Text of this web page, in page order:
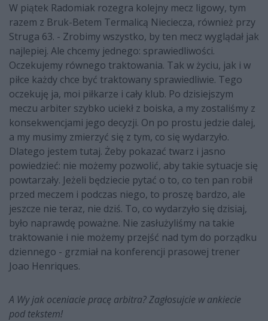
W piątek Radomiak rozegra kolejny mecz ligowy, tym
razem z Bruk-Betem Termalicą Nieciecza, również przy
Struga 63. - Zrobimy wszystko, by ten mecz wyglądał jak
najlepiej. Ale chcemy jednego: sprawiedliwości.
Oczekujemy równego traktowania. Tak w życiu, jak i w
piłce każdy chce być traktowany sprawiedliwie. Tego
oczekuję ja, moi piłkarze i cały klub. Po dzisiejszym
meczu arbiter szybko uciekł z boiska, a my zostaliśmy z
konsekwencjami jego decyzji. On po prostu jedzie dalej,
a my musimy zmierzyć się z tym, co się wydarzyło.
Dlatego jestem tutaj. Żeby pokazać twarz i jasno
powiedzieć: nie możemy pozwolić, aby takie sytuacje się
powtarzały. Jeżeli będziecie pytać o to, co ten pan robił
przed meczem i podczas niego, to proszę bardzo, ale
jeszcze nie teraz, nie dziś. To, co wydarzyło się dzisiaj,
było naprawdę poważne. Nie zasłużyliśmy na takie
traktowanie i nie możemy przejść nad tym do porządku
dziennego - grzmiał na konferencji prasowej trener
Joao Henriques.
A Wy jak oceniacie pracę arbitra? Zagłosujcie w ankiecie
pod tekstem!